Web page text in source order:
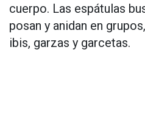
cuerpo. Las espátulas
posan y anidan en
ibis, garzas y garcetas.